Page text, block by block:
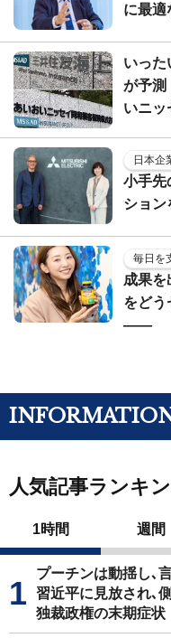
に最適
いった
が予測
いニッ
日本企
小手先
ション
毎日を
成果を
をどう
——
人気記事ランキ
1時間 週間
プーチンは動揺し､
習近平に見放され､
独裁政権の末期症状